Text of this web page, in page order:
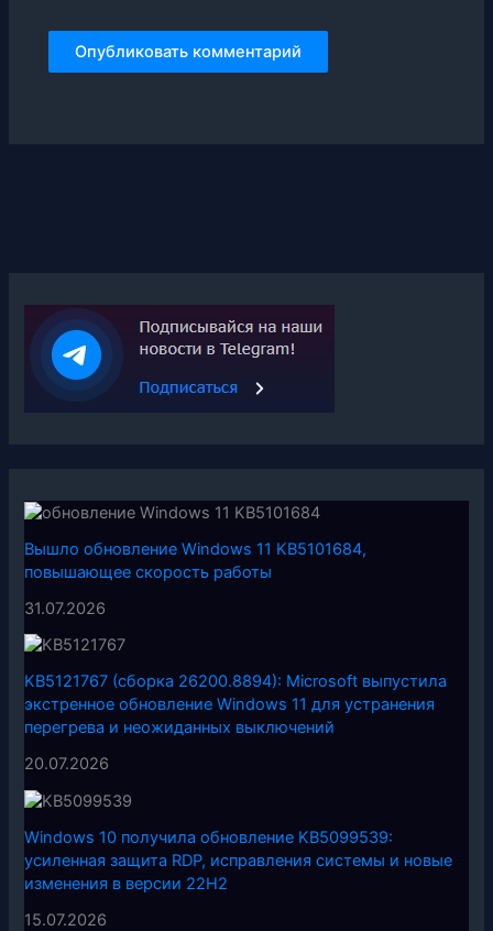
Вышло обновление Windows 11 KB5101684,
повышающее скорость работы
31.07.2026
KB5121767 (сборка 26200.8894): Microsoft выпустила
экстренное обновление Windows 11 для устранения
перегрева и неожиданных выключений
20.07.2026
Windows 10 получила обновление KB5099539:
усиленная защита RDP, исправления системы и новые
изменения в версии 22H2
15.07.2026